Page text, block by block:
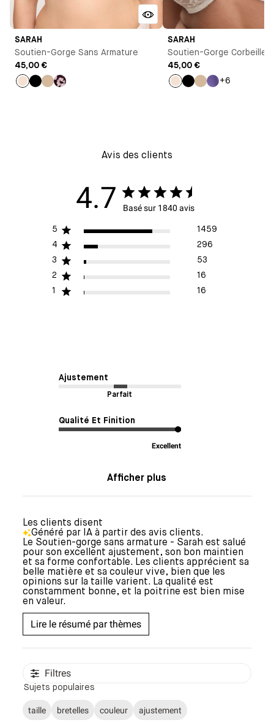
SARAH
Soutien-Gorge Sans Armature
45,00 €
SARAH
Soutien-Gorge Corbeille
45,00 €
+6
Avis des clients
4.7 Basé sur 1840 avis
5
1459
4
296
3
53
2
16
1
16
Ajustement
Parfait
Qualité Et Finition
Excellent
Afficher plus
Les clients disent
Généré par IA à partir des avis clients.
Le Soutien-gorge sans armature - Sarah est salué
pour son excellent ajustement, son bon maintien
et sa forme confortable. Les clients apprécient sa
belle matière et sa couleur vive, bien que les
opinions sur la taille varient. La qualité est
constamment bonne, et la poitrine est bien mise
en valeur.
Lire le résumé par thèmes
Filtres
Sujets populaires
taille bretelles couleur ajustement